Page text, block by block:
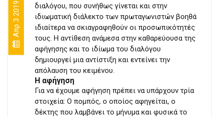
Απρ 3 2019
διαλόγου, που συνήθως γίνεται και στην
ιδιωματική διάλεκτο των πρωταγωνιστών βοηθά
ιδιαίτερα να σκιαγραφηθούν οι προσωπικότητές
τους. Η αντίθεση ανάμεσα στην καθαρεύουσα της
αφήγησης και το ιδίωμα του διαλόγου
δημιουργεί μια αντίστιξη και εντείνει την
απόλαυση του κειμένου.
Η αφήγηση
Για να έχουμε αφήγηση πρέπει να υπάρχουν τρία
στοιχεία: Ο πομπός, ο οποίος αφηγείται, ο
δέκτης που λαμβάνει το μήνυμα και φυσικά το